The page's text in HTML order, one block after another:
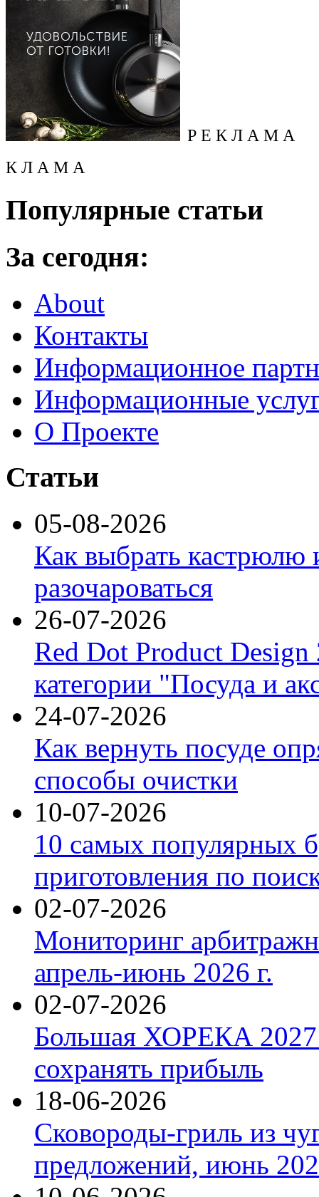
Р Е К Л А М А
К Л А М А
Популярные статьи
За сегодня:
About
Контакты
Информационное
Информационные
О Проекте
Статьи
05-08-2026
Как выбрать кастрюлю
разочароваться
26-07-2026
Red Dot Product Design
категории "Посуда и
24-07-2026
Как вернуть посуде
способы очистки
10-07-2026
10 самых популярных
приготовления по
02-07-2026
Мониторинг
апрель-июнь 2026 г.
02-07-2026
Большая ХОРЕКА 2027:
сохранять прибыль
18-06-2026
Сковороды-гриль из
предложений, июнь